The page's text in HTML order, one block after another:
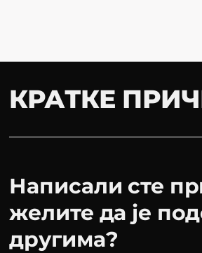
КРАТКЕ
Написали сте
желите да је
другима?